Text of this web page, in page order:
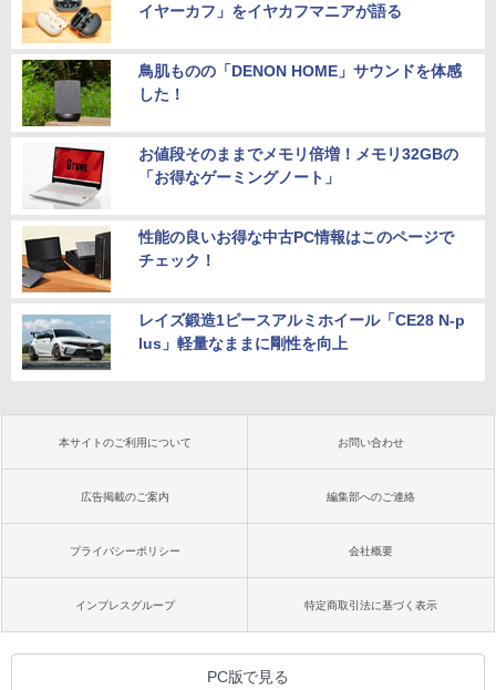
イヤーカフ」をイヤカフマニアが語る
鳥肌ものの「DENON HOME」サウンドを体感
した！
お値段そのままでメモリ倍増！メモリ32GBの
「お得なゲーミングノート」
性能の良いお得な中古PC情報はこのページで
チェック！
レイズ鍛造1ピースアルミホイール「CE28 N-p
lus」軽量なままに剛性を向上
本サイトのご利用について お問い合わせ
広告掲載のご案内 編集部へのご連絡
プライバシーポリシー 会社概要
インプレスグループ 特定商取引法に基づく表示
PC版で見る